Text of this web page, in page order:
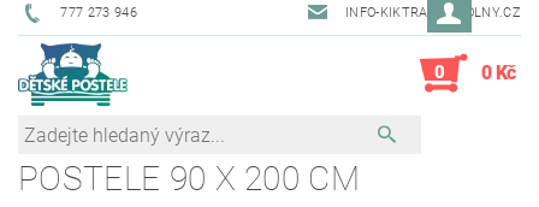
777 273 946 INFO-KIKTRADE@VOLNY.CZ
0 0 Kč
POSTELE 90 X 200 CM